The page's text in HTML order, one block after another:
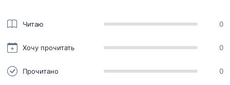
Читаю 0
Хочу прочитать 0
Прочитано 0